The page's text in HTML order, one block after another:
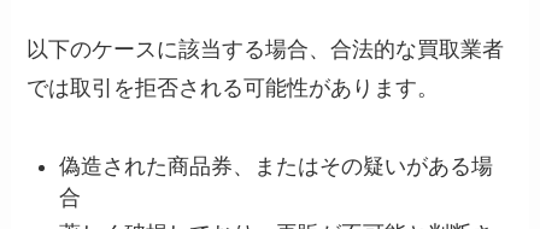
以下のケースに該当する場合、合法的な買取業者
では取引を拒否される可能性があります。
偽造された商品券、またはその疑いがある場
合